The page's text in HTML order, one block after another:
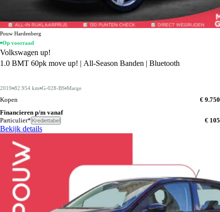
Pouw Hardenberg
Op voorraad
Volkswagen up!
1.0 BMT 60pk move up! | All-Season Banden | Bluetooth
2019 82.954 km G-028-BS Marge
Kopen
€ 9.750
Financieren p/m vanaf
Particulier* Krediettabel € 105
Bekijk details